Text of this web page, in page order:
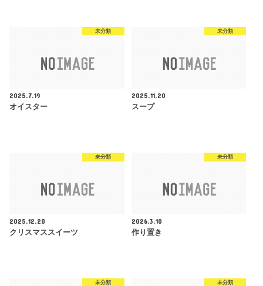
未分類
2025.7.19
オイスター
未分類
2025.11.20
スープ
未分類
2025.12.20
クリスマススイーツ
未分類
2026.3.10
作り置き
未分類 未分類